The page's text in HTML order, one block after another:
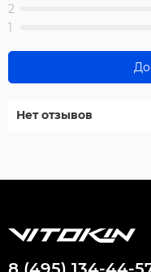
2
1
Нет отзывов